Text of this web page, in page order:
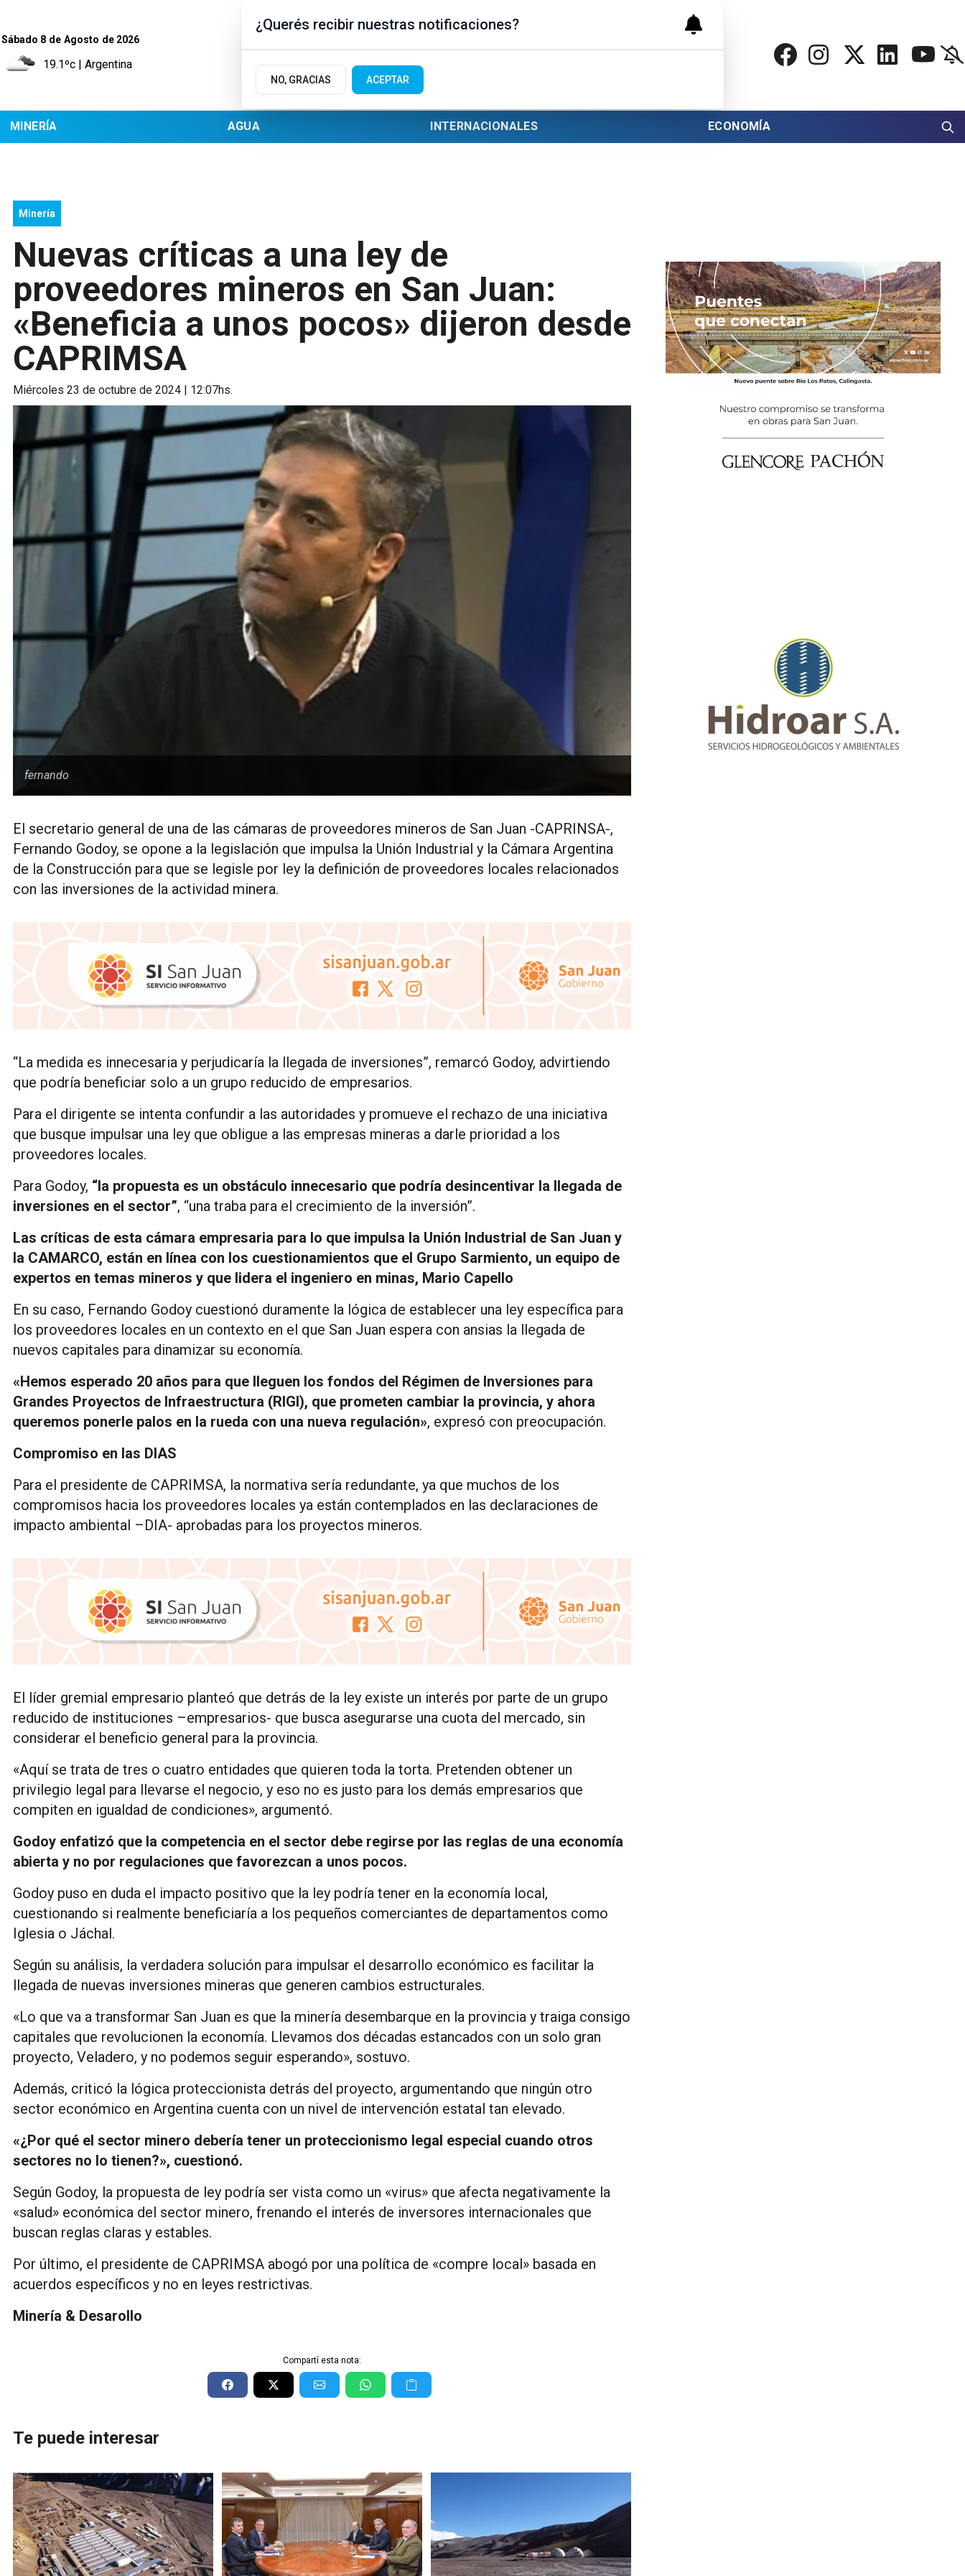
Sábado 8 de Agosto de 2026
19.1ºc | Argentina
MINERÍA AGUA INTERNACIONALES ECONOMÍA
Minería
Nuevas críticas a una ley de
proveedores mineros en San Juan:
«Beneficia a unos pocos» dijeron desde
CAPRIMSA
miércoles 23 de octubre de 2024 | 12:07hs.
fernando
El secretario general de una de las cámaras de proveedores mineros de San Juan -CAPRINSA-,
Fernando Godoy, se opone a la legislación que impulsa la Unión Industrial y la Cámara Argentina
de la Construcción para que se legisle por ley la definición de proveedores locales relacionados
con las inversiones de la actividad minera.
“La medida es innecesaria y perjudicaría la llegada de inversiones”, remarcó Godoy, advirtiendo
que podría beneficiar solo a un grupo reducido de empresarios.
Para el dirigente se intenta confundir a las autoridades y promueve el rechazo de una iniciativa
que busque impulsar una ley que obligue a las empresas mineras a darle prioridad a los
proveedores locales.
Para Godoy, “la propuesta es un obstáculo innecesario que podría desincentivar la llegada de
inversiones en el sector”, “una traba para el crecimiento de la inversión”.
Las críticas de esta cámara empresaria para lo que impulsa la Unión Industrial de San Juan y
la CAMARCO, están en línea con los cuestionamientos que el Grupo Sarmiento, un equipo de
expertos en temas mineros y que lidera el ingeniero en minas, Mario Capello
En su caso, Fernando Godoy cuestionó duramente la lógica de establecer una ley específica para
los proveedores locales en un contexto en el que San Juan espera con ansias la llegada de
nuevos capitales para dinamizar su economía.
«Hemos esperado 20 años para que lleguen los fondos del Régimen de Inversiones para
Grandes Proyectos de Infraestructura (RIGI), que prometen cambiar la provincia, y ahora
queremos ponerle palos en la rueda con una nueva regulación», expresó con preocupación.
Compromiso en las DIAS
Para el presidente de CAPRIMSA, la normativa sería redundante, ya que muchos de los
compromisos hacia los proveedores locales ya están contemplados en las declaraciones de
impacto ambiental –DIA- aprobadas para los proyectos mineros.
El líder gremial empresario planteó que detrás de la ley existe un interés por parte de un grupo
reducido de instituciones –empresarios- que busca asegurarse una cuota del mercado, sin
considerar el beneficio general para la provincia.
«Aquí se trata de tres o cuatro entidades que quieren toda la torta. Pretenden obtener un
privilegio legal para llevarse el negocio, y eso no es justo para los demás empresarios que
compiten en igualdad de condiciones», argumentó.
Godoy enfatizó que la competencia en el sector debe regirse por las reglas de una economía
abierta y no por regulaciones que favorezcan a unos pocos.
Godoy puso en duda el impacto positivo que la ley podría tener en la economía local,
cuestionando si realmente beneficiaría a los pequeños comerciantes de departamentos como
Iglesia o Jáchal.
Según su análisis, la verdadera solución para impulsar el desarrollo económico es facilitar la
llegada de nuevas inversiones mineras que generen cambios estructurales.
«Lo que va a transformar San Juan es que la minería desembarque en la provincia y traiga consigo
capitales que revolucionen la economía. Llevamos dos décadas estancados con un solo gran
proyecto, Veladero, y no podemos seguir esperando», sostuvo.
Además, criticó la lógica proteccionista detrás del proyecto, argumentando que ningún otro
sector económico en Argentina cuenta con un nivel de intervención estatal tan elevado.
«¿Por qué el sector minero debería tener un proteccionismo legal especial cuando otros
sectores no lo tienen?», cuestionó.
Según Godoy, la propuesta de ley podría ser vista como un «virus» que afecta negativamente la
«salud» económica del sector minero, frenando el interés de inversores internacionales que
buscan reglas claras y estables.
Por último, el presidente de CAPRIMSA abogó por una política de «compre local» basada en
acuerdos específicos y no en leyes restrictivas.
Minería & Desarollo
Compartí esta nota:
Te puede interesar
¿Querés recibir nuestras notificaciones?
NO, GRACIAS ACEPTAR